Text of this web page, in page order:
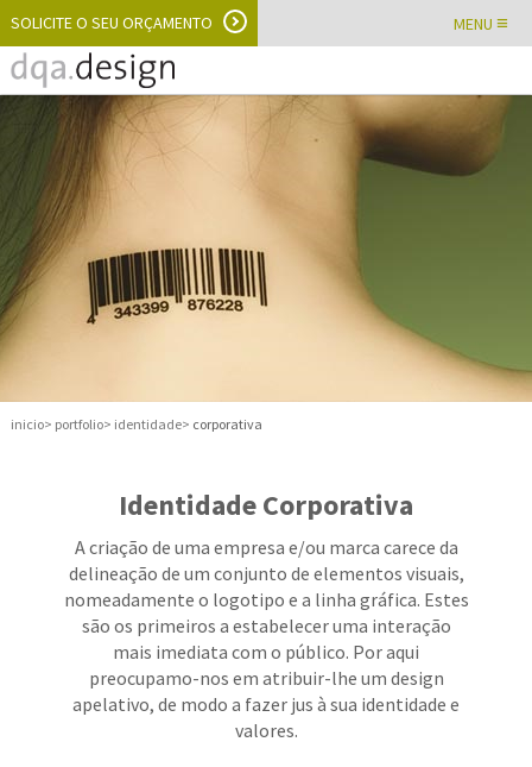
MENU ≡
SOLICITE O SEU ORÇAMENTO
inicio portfolio identidade corporativa
Identidade Corporativa
A criação de uma empresa e/ou marca carece da
delineação de um conjunto de elementos visuais,
nomeadamente o logotipo e a linha gráfica. Estes
são os primeiros a estabelecer uma interação
mais imediata com o público. Por aqui
preocupamo-nos em atribuir-lhe um design
apelativo, de modo a fazer jus à sua identidade e
valores.